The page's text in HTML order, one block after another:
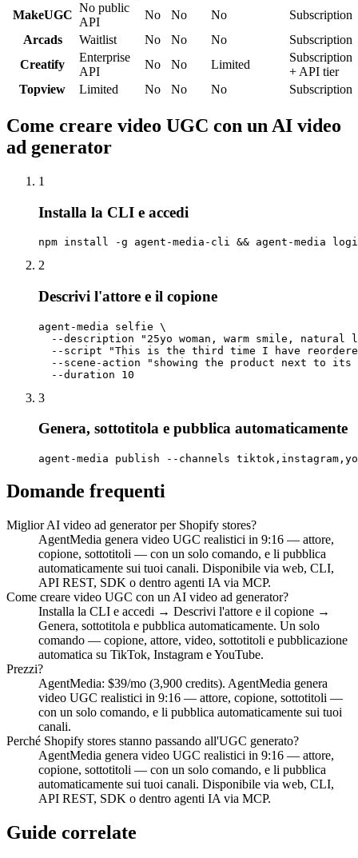
MakeUGC
No public
API
No No No
Subscription
Arcads
Waitlist No No No
Subscription
Creatify
Enterprise
API
No No Limited
Subscription
+ API tier
Topview
Limited No No No Subscription
Come creare video UGC con un AI video
ad generator
1
Installa la CLI e accedi
npm install -g agent-media-cli && agent-media
2
Descrivi l'attore e il copione
agent-media selfie \
--description "25yo woman, warm smile, natural
--script "This is the third time I have
--scene-action "showing the product next to
  --duration 10
3
Genera, sottotitola e pubblica automaticamente
agent-media publish --channels
Domande frequenti
Miglior AI video ad generator per Shopify stores?
AgentMedia genera video UGC realistici in 9:16 — attore,
copione, sottotitoli — con un solo comando, e li pubblica
automaticamente sui tuoi canali. Disponibile via web, CLI,
API REST, SDK o dentro agenti IA via MCP.
Come creare video UGC con un AI video ad generator?
Installa la CLI e accedi → Descrivi l'attore e il copione →
Genera, sottotitola e pubblica automaticamente. Un solo
comando — copione, attore, video, sottotitoli e pubblicazione
automatica su TikTok, Instagram e YouTube.
Prezzi?
AgentMedia: $39/mo (3,900 credits). AgentMedia genera
video UGC realistici in 9:16 — attore, copione, sottotitoli —
con un solo comando, e li pubblica automaticamente sui tuoi
canali.
Perché Shopify stores stanno passando all'UGC generato?
AgentMedia genera video UGC realistici in 9:16 — attore,
copione, sottotitoli — con un solo comando, e li pubblica
automaticamente sui tuoi canali. Disponibile via web, CLI,
API REST, SDK o dentro agenti IA via MCP.
Guide correlate